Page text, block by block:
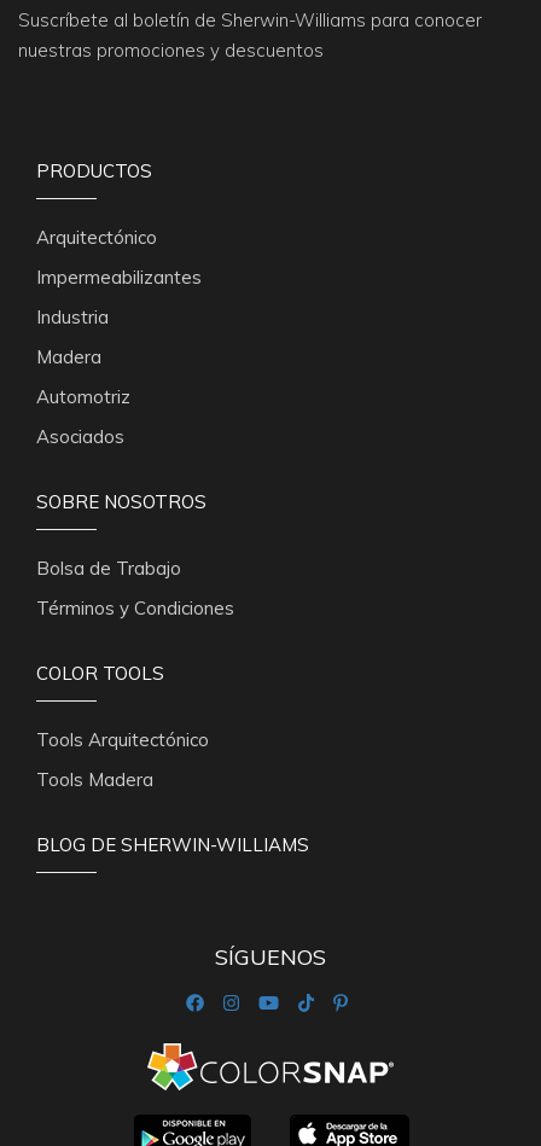
Suscríbete al boletín de Sherwin-Williams para conocer
nuestras promociones y descuentos
PRODUCTOS
Arquitectónico
Impermeabilizantes
Industria
Madera
Automotriz
Asociados
SOBRE NOSOTROS
Bolsa de Trabajo
Términos y Condiciones
COLOR TOOLS
Tools Arquitectónico
Tools Madera
BLOG DE SHERWIN-WILLIAMS
SÍGUENOS